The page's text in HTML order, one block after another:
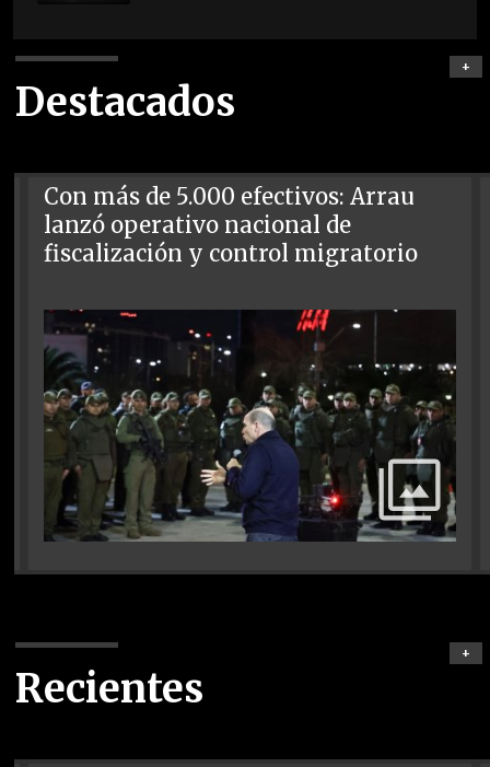
Destacados
+
Con más de 5.000 efectivos: Arrau
lanzó operativo nacional de
fiscalización y control migratorio
Recientes
+